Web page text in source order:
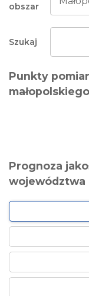
obszar
Szukaj
Punkty
małopolskiego
Prognoza
województwa